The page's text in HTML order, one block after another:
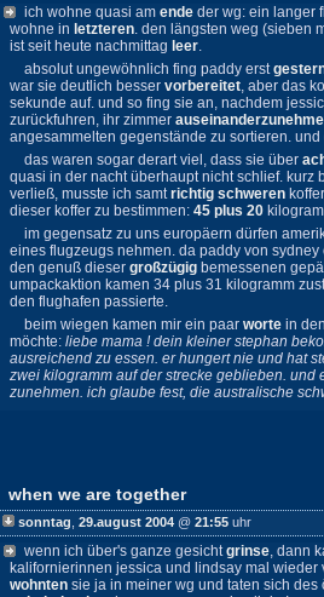
ich wohne quasi am ende der wg: ein langer
wohne in letzteren. den längsten weg (sieben
ist seit heute nachmittag leer.
absolut ungewöhnlich fing paddy erst
war sie deutlich besser vorbereitet, aber das
sekunde auf. und so fing sie an, nachdem
zurückfuhren, ihr zimmer
angesammelten gegenstände zu sortieren. und
das waren sogar derart viel, dass sie über
quasi in der nacht überhaupt nicht schlief. kurz
verließ, musste ich samtrichtig schweren
dieser koffer zu bestimmen: 45 plus 20
im gegensatz zu uns europäern dürfen
eines flugzeugs nehmen. da paddy von sydney
den genuß dieser großzügig bemessenen
umpackaktion kamen 34 plus 31 kilogramm
den flughafen passierte.
beim wiegen kamen mir ein paar worte in
möchte: liebe mama ! dein kleiner stephan
ausreichend zu essen. er hungert nie und hat
zwei kilogramm auf der strecke geblieben. und
zunehmen. ich glaube fest, die australische
when we are together
sonntag 29.august 2004 @ 21:55 uhr
wenn ich über's ganze gesichtgrinse, dann
kalifornierinnen jessica und lindsay mal
wohnten sie ja in meiner wg und taten sich